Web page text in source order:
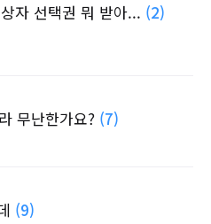
자 선택권 뭐 받아... (2)
무난한가요? (7)
(9)